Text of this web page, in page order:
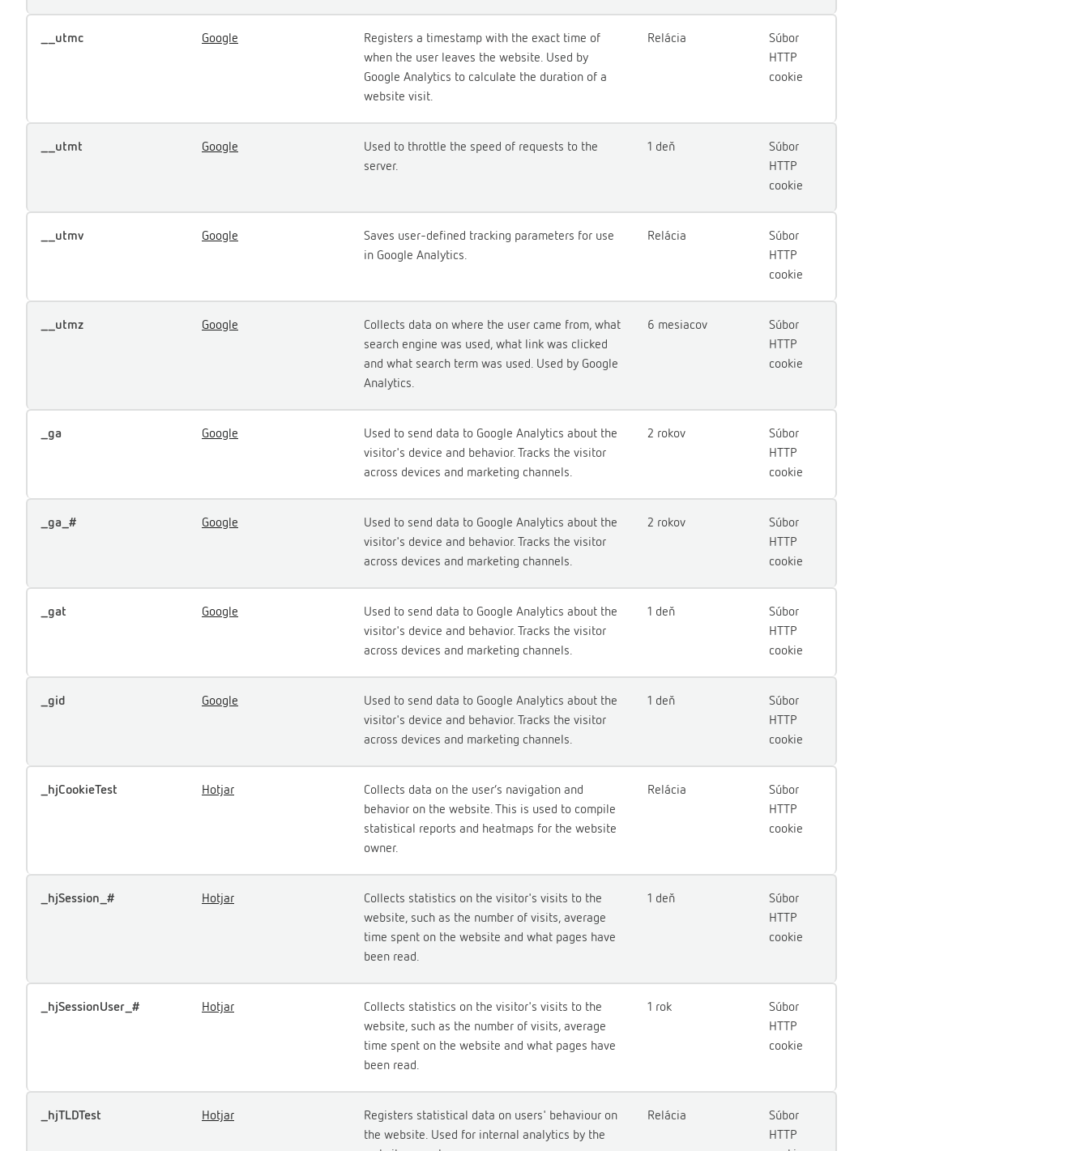
__utmc Google
Registers a timestamp with the exact time of
when the user leaves the website. Used by
Google Analytics to calculate the duration of a
website visit.
Relácia
Súbor
HTTP
cookie
__utmt Google
Used to throttle the speed of requests to the
server.
1 deň
Súbor
HTTP
cookie
__utmv Google
Saves user-defined tracking parameters for use
in Google Analytics.
Relácia
Súbor
HTTP
cookie
__utmz Google
Collects data on where the user came from, what
search engine was used, what link was clicked
and what search term was used. Used by Google
Analytics.
6 mesiacov
Súbor
HTTP
cookie
_ga Google
Used to send data to Google Analytics about the
visitor's device and behavior. Tracks the visitor
across devices and marketing channels.
2 rokov
Súbor
HTTP
cookie
_ga_# Google
Used to send data to Google Analytics about the
visitor's device and behavior. Tracks the visitor
across devices and marketing channels.
2 rokov
Súbor
HTTP
cookie
_gat Google
Used to send data to Google Analytics about the
visitor's device and behavior. Tracks the visitor
across devices and marketing channels.
1 deň
Súbor
HTTP
cookie
_gid Google
Used to send data to Google Analytics about the
visitor's device and behavior. Tracks the visitor
across devices and marketing channels.
1 deň
Súbor
HTTP
cookie
_hjCookieTest Hotjar
Collects data on the user’s navigation and
behavior on the website. This is used to compile
statistical reports and heatmaps for the website
owner.
Relácia
Súbor
HTTP
cookie
_hjSession_# Hotjar
Collects statistics on the visitor's visits to the
website, such as the number of visits, average
time spent on the website and what pages have
been read.
1 deň
Súbor
HTTP
cookie
_hjSessionUser_# Hotjar
Collects statistics on the visitor's visits to the
website, such as the number of visits, average
time spent on the website and what pages have
been read.
1 rok
Súbor
HTTP
cookie
_hjTLDTest Hotjar
Registers statistical data on users' behaviour on
the website. Used for internal analytics by the
Relácia
Súbor
HTTP